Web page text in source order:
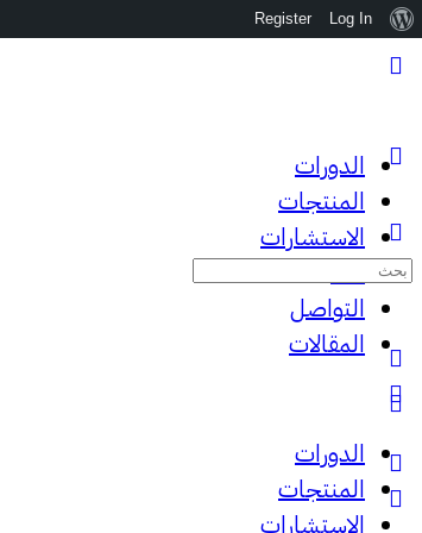
نبذةLog In
Register
الدورات
المنتجات
الاستشارات
عننا
التواصل
المقالات
البحث
عن:
الدورات
المنتجات
الاستشارات